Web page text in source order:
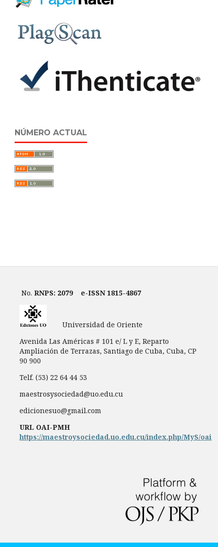
NÚMERO ACTUAL
No. RNPS: 2079 e-ISSN 1815-4867
Universidad de Oriente
Avenida Las Américas # 101 e/ L y E, Reparto
Ampliación de Terrazas, Santiago de Cuba, Cuba, CP
90 900
Telf. (53) 22 64 44 53
maestrosysociedad@uo.edu.cu
edicionesuo@gmail.com
URL OAI-PMH
https://maestroysociedad.uo.edu.cu/index.php/MyS/oai